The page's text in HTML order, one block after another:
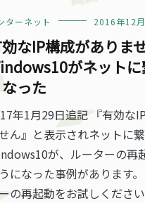
ターネット 2016年12
なIP構成がありま
がネット
なった
年1月29日追記 『有効な
ん』と表示されネットに
が、ルーターの再
になった事例があります
の再起動をお試しくださ